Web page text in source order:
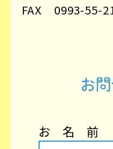
FAX 0993-55-
お
お 名 前